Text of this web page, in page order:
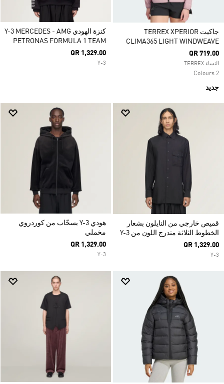
جاكيت TERREX XPERIOR
CLIMA365 LIGHT WINDWEAVE
QR 719.00
النساء TERREX
2 Colours
جديد
كنزة الهودي Y-3 MERCEDES - AMG
PETRONAS FORMULA 1 TEAM
QR 1,329.00
Y-3
قميص خارجي من النايلون بشعار
الخطوط الثلاثة متدرج اللون من Y-3
QR 1,329.00
Y-3
هودي Y-3 بسحّاب من كوردروي
مخملي
QR 1,329.00
Y-3